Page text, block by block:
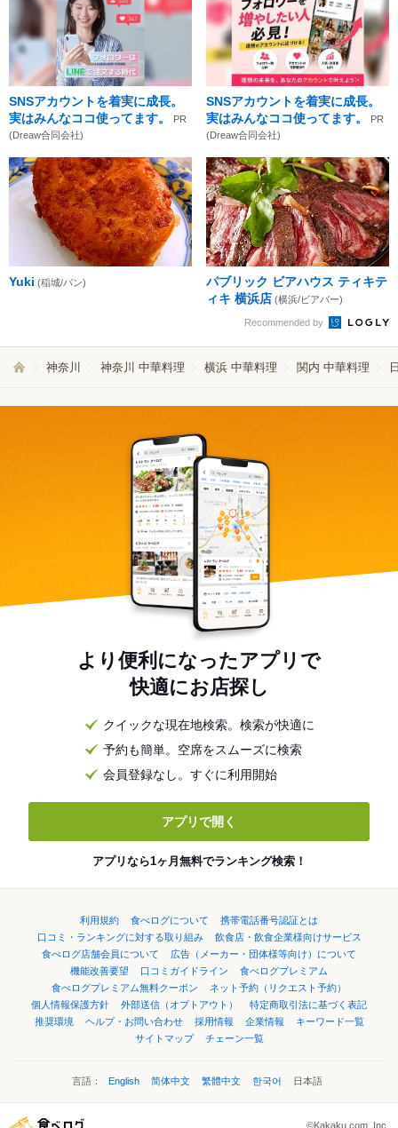
SNSアカウントを着実に成長。
実はみんなココ使ってます。
PR
(Dreaw合同会社)
SNSアカウントを着実に成長。
実はみんなココ使ってます。
PR
(Dreaw合同会社)
Yuki (稲城/パン)
パブリック ビアハウス ティキテ
ィキ 横浜店 (横浜/ビアバー)
Recommended by
神奈川 神奈川 中華料理 横浜 中華料理 関内 中華料理
より便利になったアプリで
快適にお店探し
クイックな現在地検索。検索が快適に
予約も簡単。空席をスムーズに検索
会員登録なし。すぐに利用開始
アプリで開く
アプリなら1ヶ月無料でランキング検索！
利用規約 食べログについて
携帯電話番号認証とは
口コミ・ランキングに対する取り組み
飲食店・飲食企業様向けサービス
食べログ店舗会員について
広告（メーカー・団体様等向け）について
機能改善要望
口コミガイドライン
食べログプレミアム
食べログプレミアム無料クーポン
ネット予約（リクエスト予約）
個人情報保護方針
外部送信（オプトアウト）
特定商取引法に基づく表記
推奨環境
ヘルプ・お問い合わせ 採用情報 企業情報
キーワード一覧
サイトマップ
チェーン一覧
言語： English 简体中文 繁體中文 한국어 日本語
©Kakaku.com, Inc.